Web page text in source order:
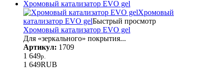
Хромовый катализатор EVO gel
Хромовый
катализатор EVO gelБыстрый просмотр
Хромовый катализатор EVO gel
Для «зеркального» покрытия...
Артикул: 1709
1 649р.
1 649RUB